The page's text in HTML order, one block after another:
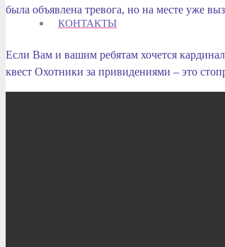
КОНТАКТЫ
была объявлена ​​тревога, но на месте уже
Если Вам и вашим ребятам хочется
квест Охотники за привидениями – это